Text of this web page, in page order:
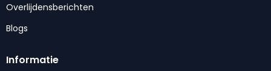
Overlijdensberichten
Blogs
Informatie